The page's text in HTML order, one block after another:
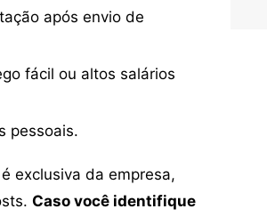
após envio de
fácil ou altos salários
pessoais.
exclusiva da empresa,
Caso você identifique